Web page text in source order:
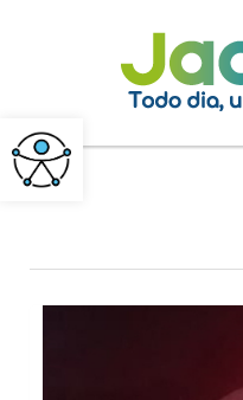
Pular para o conteúdo